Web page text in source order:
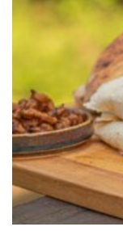
gazdag,
emészthető.
változatosan és